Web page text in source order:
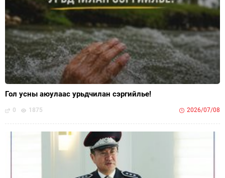
Гол усны аюулаас урьдчилан сэргийлье!
0 1875 2026/07/08